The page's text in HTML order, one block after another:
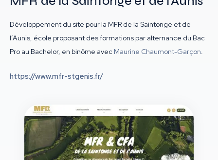
Développement du site pour la MFR de la Saintonge et de
l’Aunis, école proposant des formations par alternance du Bac
Pro au Bachelor, en binôme avec Maurine Chaumont-Garçon.
https://www.mfr-stgenis.fr/